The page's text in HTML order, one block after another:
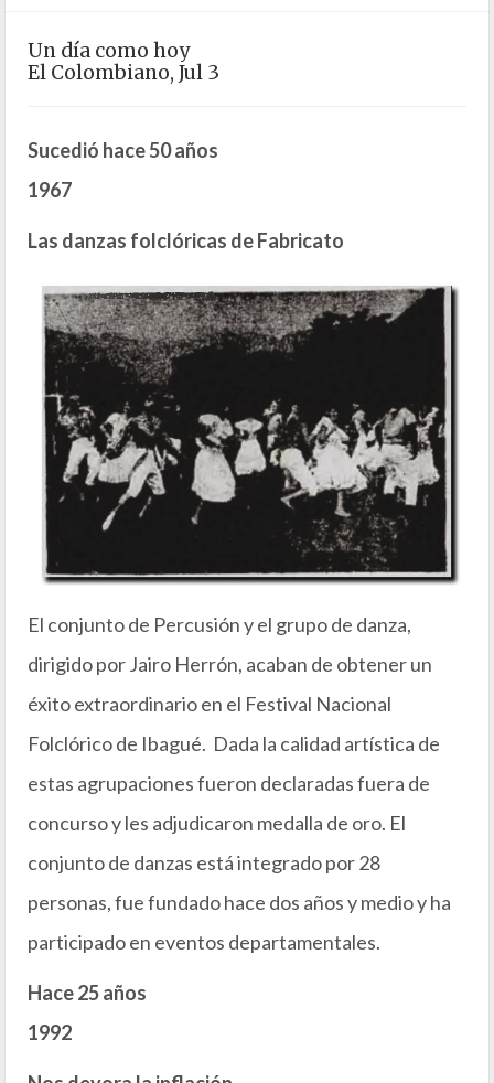
Un día como hoy
El Colombiano, Jul 3
Sucedió hace 50 años
1967
Las danzas folclóricas de Fabricato
El conjunto de Percusión y el grupo de danza,
dirigido por Jairo Herrón, acaban de obtener un
éxito extraordinario en el Festival Nacional
Folclórico de Ibagué. Dada la calidad artística de
estas agrupaciones fueron declaradas fuera de
concurso y les adjudicaron medalla de oro. El
conjunto de danzas está integrado por 28
personas, fue fundado hace dos años y medio y ha
participado en eventos departamentales.
Hace 25 años
1992